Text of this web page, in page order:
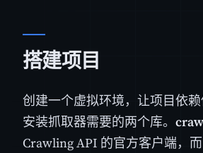
搭建项目
创建一个虚拟环境，让项目依
安装抓取器需要的两个库。
Crawling API 的官方客户端，而